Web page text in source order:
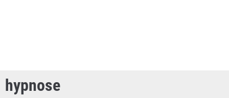
hypnose